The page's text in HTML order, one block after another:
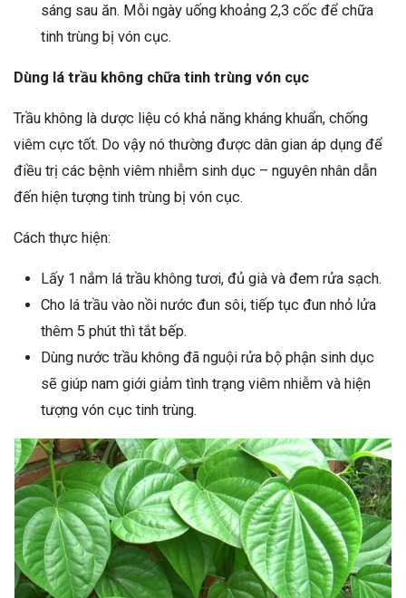
sáng sau ăn. Mỗi ngày uống khoảng 2,3 cốc để chữa
tinh trùng bị vón cục.
Dùng lá trầu không chữa tinh trùng vón cục
Trầu không là dược liệu có khả năng kháng khuẩn, chống
viêm cực tốt. Do vậy nó thường được dân gian áp dụng để
điều trị các bệnh viêm nhiễm sinh dục – nguyên nhân dẫn
đến hiện tượng tinh trùng bị vón cục.
Cách thực hiện:
Lấy 1 nắm lá trầu không tươi, đủ già và đem rửa sạch.
Cho lá trầu vào nồi nước đun sôi, tiếp tục đun nhỏ lửa
thêm 5 phút thì tắt bếp.
Dùng nước trầu không đã nguội rửa bộ phận sinh dục
sẽ giúp nam giới giảm tình trạng viêm nhiễm và hiện
tượng vón cục tinh trùng.